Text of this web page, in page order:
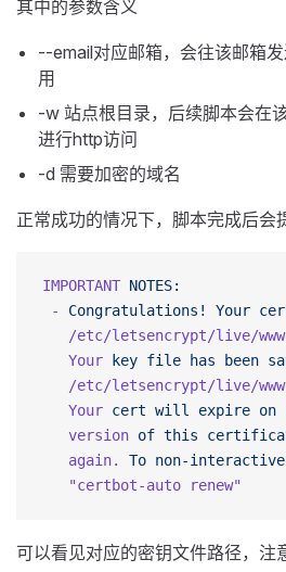
其中的参数含义
--email对应邮箱，会往该邮箱
用
-w 站点根目录，后续脚本会在
进行http访问
-d 需要加密的域名
正常成功的情况下，脚本完成后会
IMPORTANT NOTES:
-
Congratulations! Your
/etc/letsencrypt/live/
   Your
key file has been
/etc/letsencrypt/live/
   Your
cert will expire on
   version
of this
   again.
To non-
   "certbot-auto renew"
可以看见对应的密钥文件路径，注